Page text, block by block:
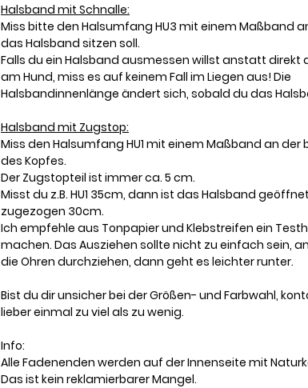
Halsband mit Schnalle:
Miss bitte den Halsumfang HU3 mit einem Maßband
das Halsband sitzen soll.
Falls du ein Halsband ausmessen willst anstatt direkt
am Hund, miss es auf keinem Fall im Liegen aus! Die
Halsbandinnenlänge ändert sich, sobald du das
Halsband mit Zugstop:
Miss den Halsumfang HU1 mit einem Maßband an der
des Kopfes.
Der Zugstopteil ist immer ca. 5 cm.
Misst du z.B. HU1 35cm, dann ist das Halsband
zugezogen 30cm.
Ich empfehle aus Tonpapier und Klebstreifen ein
machen. Das Ausziehen sollte nicht zu einfach sein,
die Ohren durchziehen, dann geht es leichter runter.
Bist du dir unsicher bei der Größen- und Farbwahl,
lieber einmal zu viel als zu wenig.
Info:
Alle Fadenenden werden auf der Innenseite mit
Das ist kein reklamierbarer Mangel.